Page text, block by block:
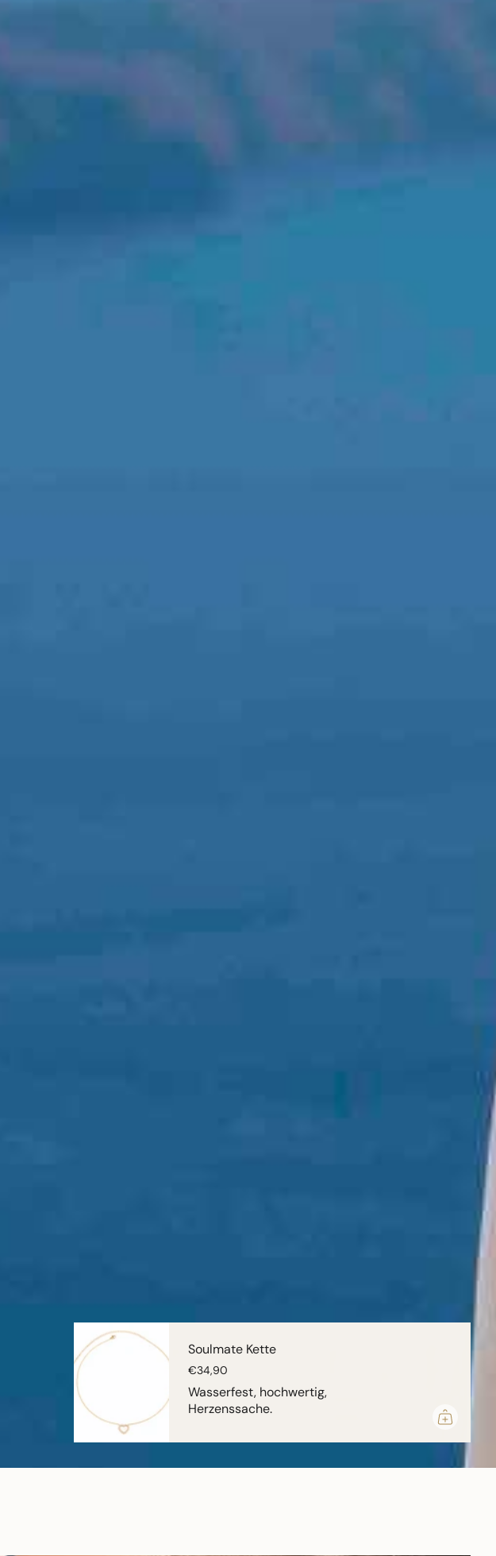
Soulmate Kette
€34,90
Wasserfest, hochwertig,
Herzenssache.